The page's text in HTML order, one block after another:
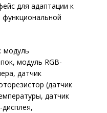
для адаптации к
модуль
модуль RGB-
датчик
(датчик
датчик
ФИНАНСОВЫХ ДАННЫХ
СКАЧАТЬ